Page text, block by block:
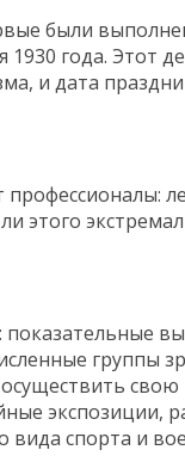
были
года. Этот
и дата
этого
группы
свою
экспозиции,
спорта и